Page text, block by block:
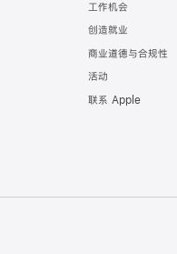
工作机会
创造就业
商业道德与合规性
活动
联系 Apple